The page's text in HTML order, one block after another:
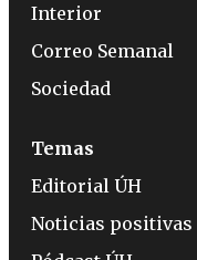
Interior
Correo Semanal
Sociedad
Temas
Editorial ÚH
Noticias positivas